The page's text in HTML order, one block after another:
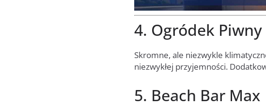
4. Ogródek Piwny
Skromne, ale niezwykle
niezwykłej przyjemności.
5. Beach Bar Max